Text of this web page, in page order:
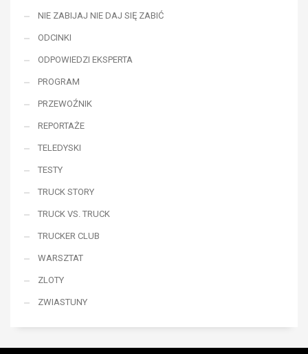
NIE ZABIJAJ NIE DAJ SIĘ ZABIĆ
ODCINKI
ODPOWIEDZI EKSPERTA
PROGRAM
PRZEWOŹNIK
REPORTAŻE
TELEDYSKI
TESTY
TRUCK STORY
TRUCK VS. TRUCK
TRUCKER CLUB
WARSZTAT
ZLOTY
ZWIASTUNY